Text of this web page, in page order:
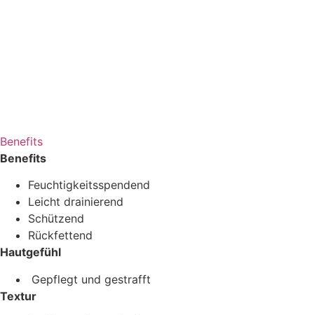
Benefits
Benefits
Feuchtigkeitsspendend
Leicht drainierend
Schützend
Rückfettend
Hautgefühl
Gepflegt und gestrafft
Textur